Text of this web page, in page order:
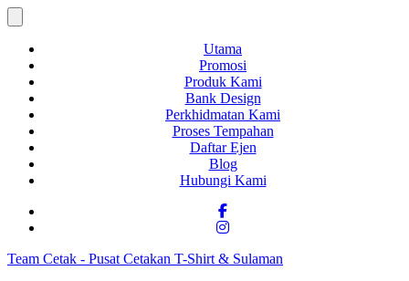
Utama
Promosi
Produk Kami
Bank Design
Perkhidmatan Kami
Proses Tempahan
Daftar Ejen
Blog
Hubungi Kami
Team Cetak - Pusat Cetakan T-Shirt & Sulaman